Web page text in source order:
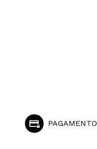
PAGAMENTO